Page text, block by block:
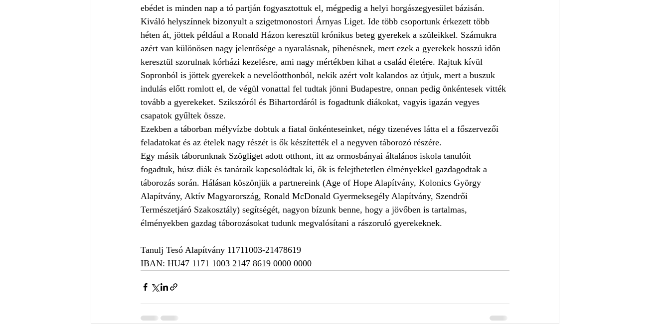
ebédet is minden nap a tó partján fogyasztottuk el, mégpedig a helyi horgászegyesület bázisán.
Kiváló helyszínnek bizonyult a szigetmonostori Árnyas Liget. Ide több csoportunk érkezett több
héten át, jöttek például a Ronald Házon keresztül krónikus beteg gyerekek a szüleikkel. Számukra
azért van különösen nagy jelentősége a nyaralásnak, pihenésnek, mert ezek a gyerekek hosszú időn
keresztül szorulnak kórházi kezelésre, ami nagy mértékben kihat a család életére. Rajtuk kívül
Sopronból is jöttek gyerekek a nevelőotthonból, nekik azért volt kalandos az útjuk, mert a buszuk
indulás előtt romlott el, de végül vonattal fel tudtak jönni Budapestre, onnan pedig önkéntesek vitték
tovább a gyerekeket. Szikszóról és Bihartordáról is fogadtunk diákokat, vagyis igazán vegyes
csapatok gyűltek össze.
Ezekben a táborban mélyvízbe dobtuk a fiatal önkénteseinket, négy tizenéves látta el a főszervezői
feladatokat és az ételek nagy részét is ők készítették el a negyven táborozó részére.
Egy másik táborunknak Szögliget adott otthont, itt az ormosbányai általános iskola tanulóit
fogadtuk, húsz diák és tanáraik kapcsolódtak ki, ők is felejthetetlen élményekkel gazdagodtak a
táborozás során. Hálásan köszönjük a partnereink (Age of Hope Alapítvány, Kolonics György
Alapítvány, Aktív Magyarország, Ronald McDonald Gyermeksegély Alapítvány, Szendrői
Természetjáró Szakosztály) segítségét, nagyon bízunk benne, hogy a jövőben is tartalmas,
élményekben gazdag táborozásokat tudunk megvalósítani a rászoruló gyerekeknek.
Tanulj Tesó Alapítvány 11711003-21478619
IBAN: HU47 1171 1003 2147 8619 0000 0000